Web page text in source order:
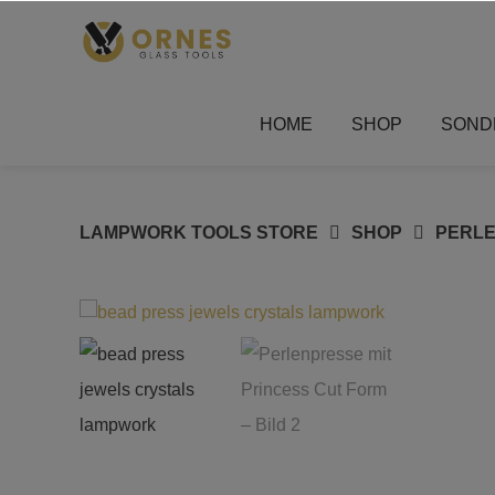
HOME SHOP
LAMPWORK TOOLS STORE SHOP